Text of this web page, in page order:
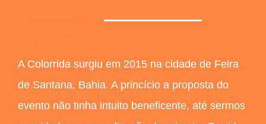
A Colorrida surgiu em 2015 na cidade de Feira
de Santana, Bahia. A princício a proposta do
evento não tinha intuito beneficente, até sermos